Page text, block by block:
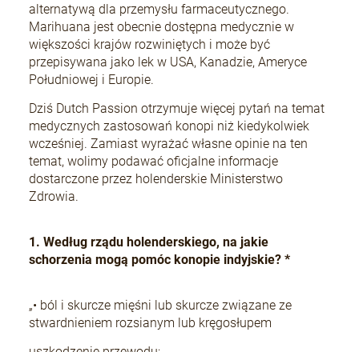
alternatywą dla przemysłu farmaceutycznego.
Marihuana jest obecnie dostępna medycznie w
większości krajów rozwiniętych i może być
przepisywana jako lek w USA, Kanadzie, Ameryce
Południowej i Europie.
Dziś Dutch Passion otrzymuje więcej pytań na temat
medycznych zastosowań konopi niż kiedykolwiek
wcześniej. Zamiast wyrażać własne opinie na ten
temat, wolimy podawać oficjalne informacje
dostarczone przez holenderskie Ministerstwo
Zdrowia.
1. Według rządu holenderskiego, na jakie
schorzenia mogą pomóc konopie indyjskie? *
„• ból i skurcze mięśni lub skurcze związane ze
stwardnieniem rozsianym lub kręgosłupem